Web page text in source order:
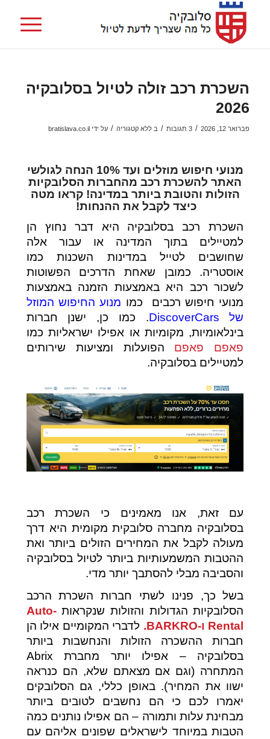
השכרת רכב זולה לטיול בסלובקיה
2026
פברואר 12, 2026 / 3 תגובות / ב ללא קטגוריה / על ידי bratislava.co.il
מנועי חיפוש מוזלים ועד 10% הנחה לגולשי
האתר להשכרת רכב מהחברות הסלובקיות
הזולות והטובת ביותר במדינה! קראו מטה
כיצד לקבל את ההנחות!
השכרת רכב בסלובקיה היא דבר נחוץ הן
למטיילים בתוך המדינה או עבור אלה
שחושבים לטייל במדינות השכנות כמו
אוסטריה. כמובן שאחת הדרכים הפשוטות
לשכור רכב היא באמצעות הזמנה באמצעות
מנועי חיפוש רכבים כמו מנוע החיפוש המוזל
של DiscoverCars
. כמו כן, ישנן חברות
בינלאומיות, מקומיות או אפילו ישראליות כמו
פאפם פאפם הפועלות ומציעות שירותים
למטיילים בסלובקיה.
עם זאת, אנו מאמינים כי השכרת רכב
בסלובקיה מחברה סלובקית מקומית היא דרך
מעולה לקבל את המחירים הזולים ביותר ואת
ההטבות המשמעותיות ביותר לטיול בסלובקיה
והסביבה מבלי להסתבך יותר מדי.
בשל כך, פנינו לשתי חברות השכרת הרכב
הסלובקיות הגדולות והזולות שנקראותAuto-
Rental ו-BARKRO.
לדברי המקומיים אילו הן
חברות ההשכרה הזולות והנחשבות ביותר
בסלובקיה – אפילו יותר מחברת Abrix
המתחרה (וגם אם מצאתם שלא, הם כנראה
ישוו את המחיר). באופן כללי, גם הסלובקים
יאמרו לכם כי הם נחשבים לטובים ביותר
מבחינת עלות ותמורה – הם אפילו נותנים כמה
הטבות במיוחד לישראלים שפונים אליהם עם